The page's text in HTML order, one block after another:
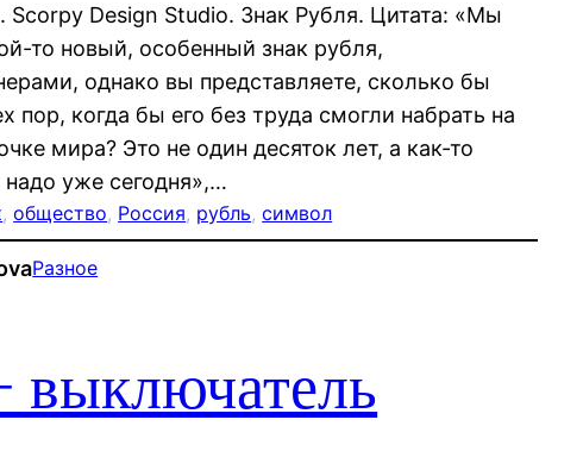
Scorpy Design Studio. Знак Рубля. Цитата: «Мы
то новый, особенный знак рубля,
однако вы представляете, сколько бы
пор, когда бы его без труда смогли набрать на
мира? Это не один десяток лет, а как-то
уже сегодня»,…
, общество, Россия, рубль, символ
Разное
выключатель